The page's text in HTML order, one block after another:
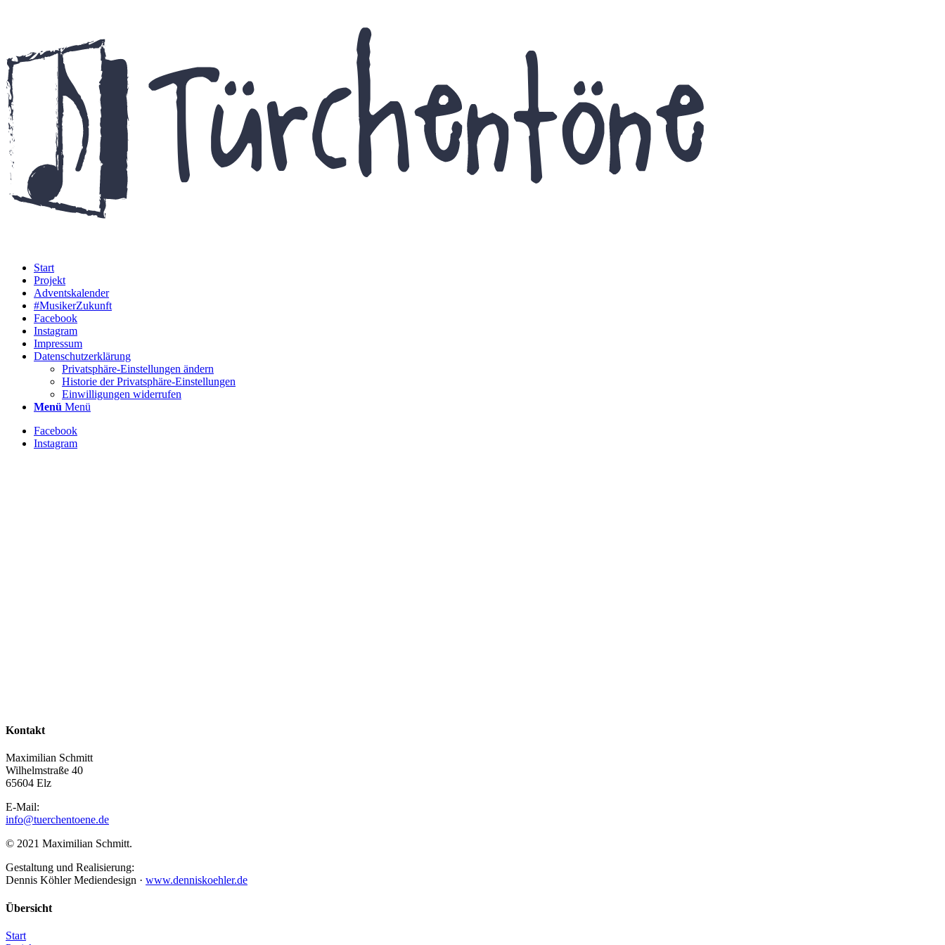
Start
Projekt
Adventskalender
#MusikerZukunft
Facebook
Instagram
Impressum
Datenschutzerklärung
Privatsphäre-Einstellungen ändern
Historie der Privatsphäre-Einstellungen
Einwilligungen widerrufen
Menü Menü
Facebook
Instagram
Kontakt
Maximilian Schmitt
Wilhelmstraße 40
65604 Elz
E-Mail:
info@tuerchentoene.de
© 2021 Maximilian Schmitt.
Gestaltung und Realisierung:
Dennis Köhler Mediendesign · www.denniskoehler.de
Übersicht
Start